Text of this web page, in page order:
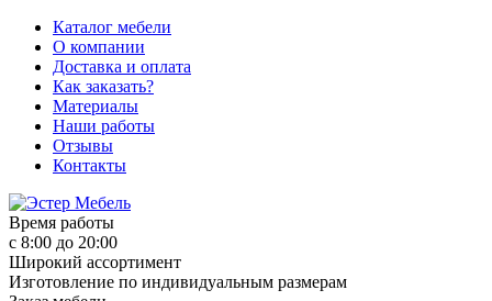
Каталог мебели
О компании
Доставка и оплата
Как заказать?
Материалы
Наши работы
Отзывы
Контакты
Время работы
с 8:00 до 20:00
Широкий ассортимент
Изготовление по индивидуальным размерам